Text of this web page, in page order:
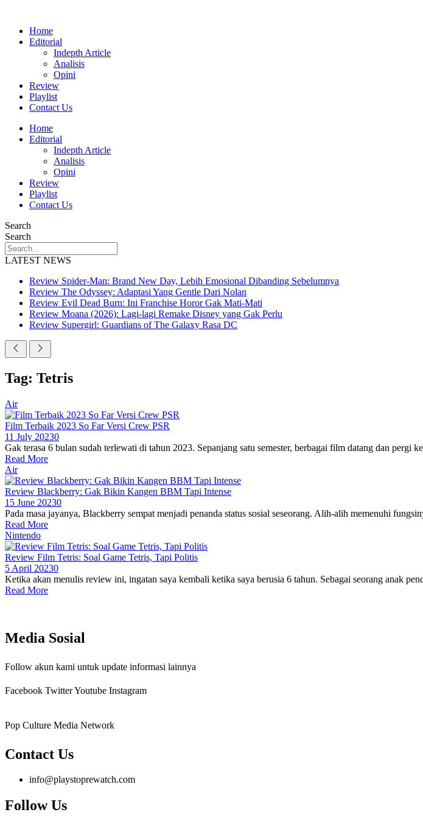
Home
Editorial
Indepth Article
Analisis
Opini
Review
Playlist
Contact Us
Home
Editorial
Indepth Article
Analisis
Opini
Review
Playlist
Contact Us
Search
Search
LATEST NEWS
Review Spider-Man: Brand New Day, Lebih Emosional Dibanding Sebelumnya
Review The Odyssey: Adaptasi Yang Gentle Dari Nolan
Review Evil Dead Burn: Ini Franchise Horor Gak Mati-Mati
Review Moana (2026): Lagi-lagi Remake Disney yang Gak Perlu
Review Supergirl: Guardians of The Galaxy Rasa DC
Tag: Tetris
Air
Film Terbaik 2023 So Far Versi Crew PSR
11 July 20230
Gak terasa 6 bulan sudah terlewati di tahun 2023. Sepanjang satu semester, berbagai film datang dan pergi
Read More
Air
Review Blackberry: Gak Bikin Kangen BBM Tapi Intense
15 June 20230
Pada masa jayanya, Blackberry sempat menjadi penanda status sosial seseorang. Alih-alih memenuhi
Read More
Nintendo
Review Film Tetris: Soal Game Tetris, Tapi Politis
5 April 20230
Ketika akan menulis review ini, ingatan saya kembali ketika saya berusia 6 tahun. Sebagai seorang anak
Read More
Media Sosial
Follow akun kami untuk update informasi lainnya
Facebook TwitterYoutube Instagram
Pop Culture Media Network
Contact Us
info@playstoprewatch.com
Follow Us